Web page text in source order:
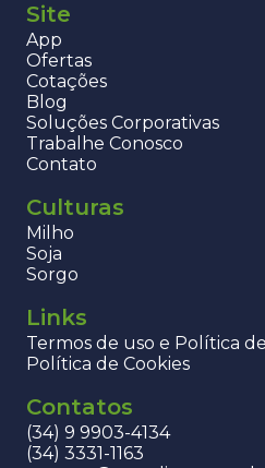
Site
App
Ofertas
Cotações
Blog
Soluções Corporativas
Trabalhe Conosco
Contato
Culturas
Milho
Soja
Sorgo
Links
Termos de uso e Política
Política de Cookies
Contatos
(34) 9 9903-4134
(34) 3331-1163